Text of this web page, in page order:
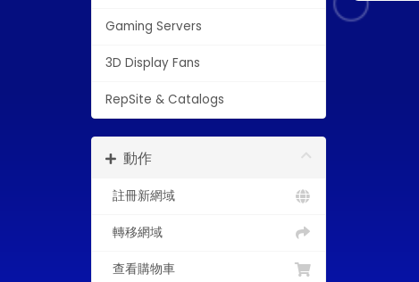
Gaming Servers
3D Display Fans
RepSite & Catalogs
動作
註冊新網域
轉移網域
查看購物車